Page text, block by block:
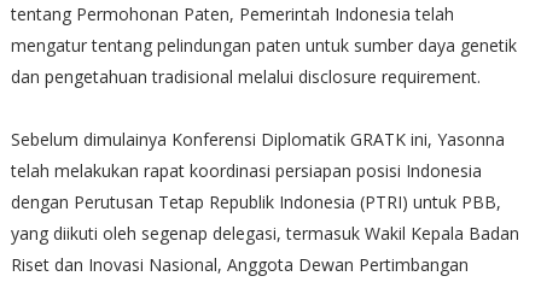
tentang Permohonan Paten, Pemerintah Indonesia telah
mengatur tentang pelindungan paten untuk sumber daya genetik
dan pengetahuan tradisional melalui disclosure requirement.
Sebelum dimulainya Konferensi Diplomatik GRATK ini, Yasonna
telah melakukan rapat koordinasi persiapan posisi Indonesia
dengan Perutusan Tetap Republik Indonesia (PTRI) untuk PBB,
yang diikuti oleh segenap delegasi, termasuk Wakil Kepala Badan
Riset dan Inovasi Nasional, Anggota Dewan Pertimbangan